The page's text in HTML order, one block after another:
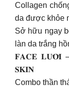
Collagen
da được khỏe
Sở hữu ngay
làn da trắng
𝐅𝐀𝐂𝐄 𝐋𝐔̛𝐎̛̀𝐈
𝐒𝐊𝐈𝐍
Combo thần